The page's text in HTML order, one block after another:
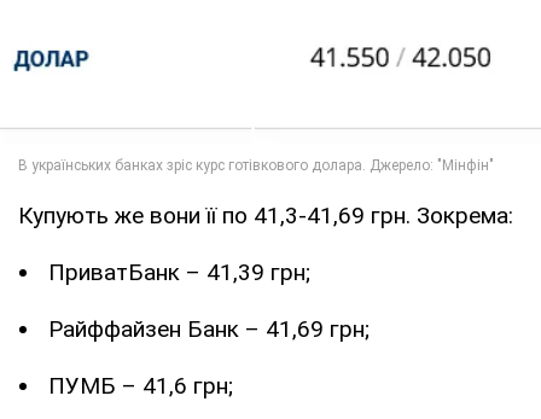
Купують же вони її по 41,3-41,69 грн. Зокрема:
ПриватБанк – 41,39 грн;
Райффайзен Банк – 41,69 грн;
ПУМБ – 41,6 грн;